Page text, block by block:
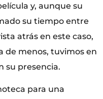
y, aunque su
su tiempo entre
atrás en este caso,
de menos, tuvimos en
su presencia.
para una